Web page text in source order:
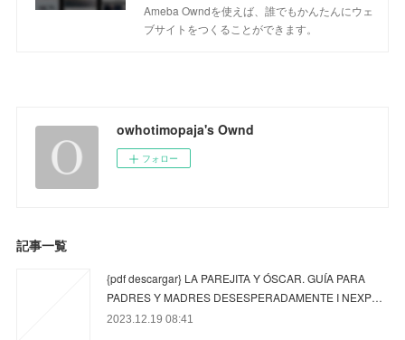
Ameba Owndを使えば、誰でもかんたんにウェ
ブサイトをつくることができます。
owhotimopaja's Ownd
フォロー
記事一覧
{pdf descargar} LA PAREJITA Y ÓSCAR. GUÍA PARA
PADRES Y MADRES DESESPERADAMENTE I NEXP…
2023.12.19 08:41